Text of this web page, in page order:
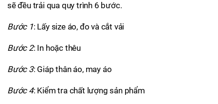
sẽ đều trải qua quy trình 6 bước.
Bước 1: Lấy size áo, đo và cắt vải
Bước 2: In hoặc thêu
Bước 3: Giáp thân áo, may áo
Bước 4: Kiểm tra chất lượng sản phẩm